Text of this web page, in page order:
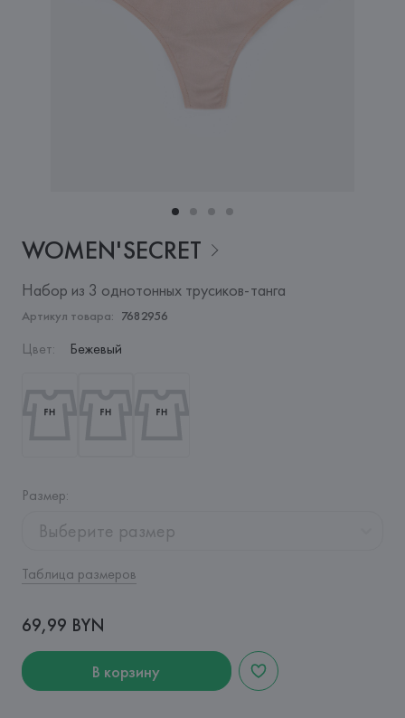
WOMEN'SECRET
Набор из 3 однотонных трусиков-танга
Артикул товара: 7682956
Цвет: Бежевый
Размер:
Выберите размер
Таблица размеров
69,99 BYN
В корзину